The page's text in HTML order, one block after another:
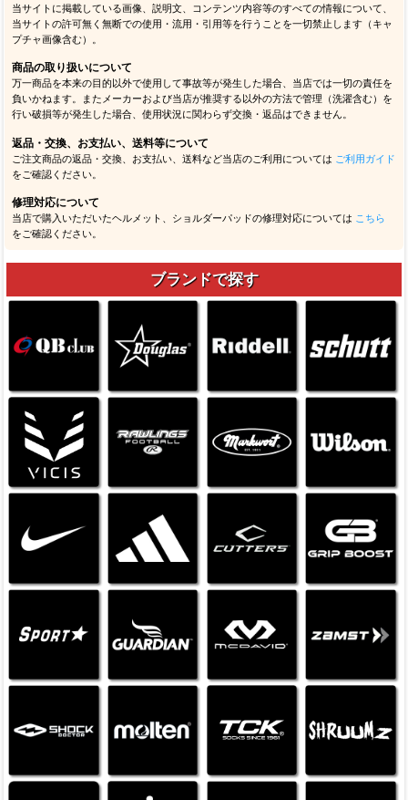
当サイトに掲載している画像、説明文、コンテンツ内容等のすべての情報について、
当サイトの許可無く無断での使用・流用・引用等を行うことを一切禁止します（キャ
プチャ画像含む）。
商品の取り扱いについて
万一商品を本来の目的以外で使用して事故等が発生した場合、当店では一切の責任を
負いかねます。またメーカーおよび当店が推奨する以外の方法で管理（洗濯含む）を
行い破損等が発生した場合、使用状況に関わらず交換・返品はできません。
返品・交換、お支払い、送料等について
ご注文商品の返品・交換、お支払い、送料など当店のご利用については ご利用ガイド
をご確認ください。
修理対応について
当店で購入いただいたヘルメット、ショルダーパッドの修理対応については こちら
をご確認ください。
ブランドで探す